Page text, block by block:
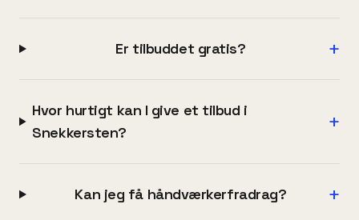
Er tilbuddet gratis? +
Hvor hurtigt kan I give et tilbud i
Snekkersten?
+
Kan jeg få håndværkerfradrag? +